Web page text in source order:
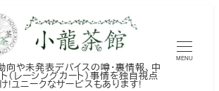
や未発表デバイスの噂・裏情報、中
（レーシングカート）事情を独自視点
!ユニークなサービスもあります!
MENU